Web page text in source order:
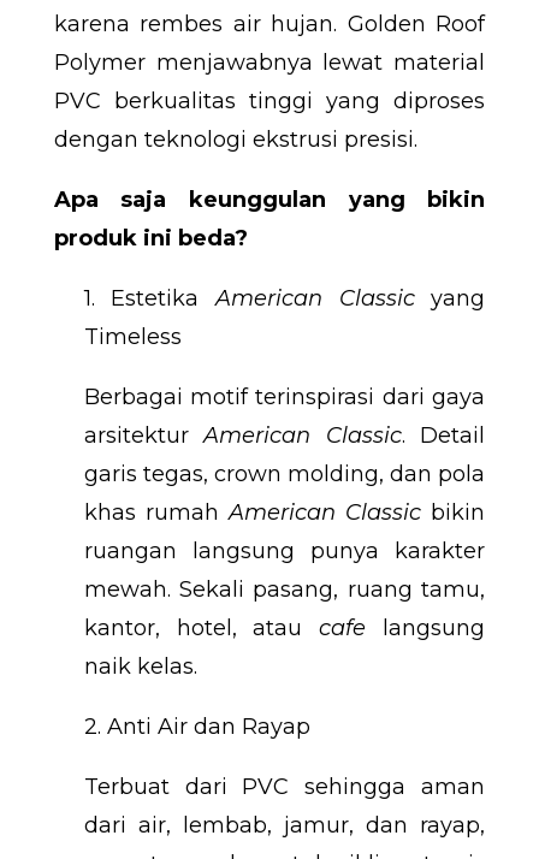
karena rembes air hujan. Golden Roof
Polymer menjawabnya lewat material
PVC berkualitas tinggi yang diproses
dengan teknologi ekstrusi presisi.
Apa saja keunggulan yang bikin
produk ini beda?
1. EstetikaAmerican Classicyang
Timeless
Berbagai motif terinspirasi dari gaya
arsitekturAmerican Classic. Detail
garis tegas, crown molding, dan pola
khas rumahAmerican Classic bikin
ruangan langsung punya karakter
mewah. Sekali pasang, ruang tamu,
kantor, hotel, ataucafe langsung
naik kelas.
2. Anti Air dan Rayap
Terbuat dari PVC sehingga aman
dari air, lembab, jamur, dan rayap,